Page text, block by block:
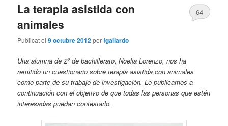
La terapia asistida con
animales
Publicat el9 octubre 2012perfgallardo
64
Una alumna de 2º de bachillerato, Noelia Lorenzo, nos ha
remitido un cuestionario sobre terapia asistida con animales
como parte de su trabajo de investigación. Lo publicamos a
continuación con el objetivo de que todas las personas que estén
interesadas puedan contestarlo.